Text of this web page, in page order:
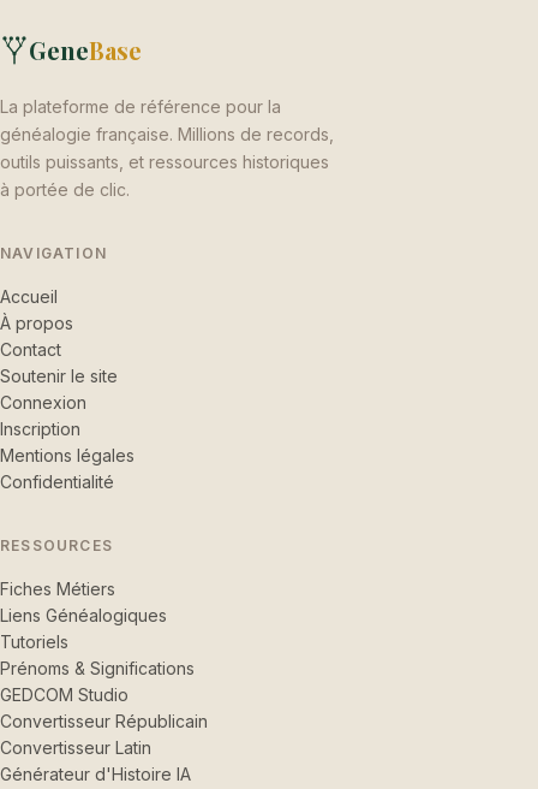
GeneBase
La plateforme de référence pour la
généalogie française. Millions de records,
outils puissants, et ressources historiques
à portée de clic.
NAVIGATION
Accueil
À propos
Contact
Soutenir le site
Connexion
Inscription
Mentions légales
Confidentialité
RESSOURCES
Fiches Métiers
Liens Généalogiques
Tutoriels
Prénoms & Significations
GEDCOM Studio
Convertisseur Républicain
Convertisseur Latin
Générateur d'Histoire IA